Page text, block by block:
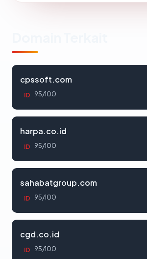
cpssoft.com
ID 95/100
harpa.co.id
ID 95/100
sahabatgroup.com
ID 95/100
cgd.co.id
ID 95/100